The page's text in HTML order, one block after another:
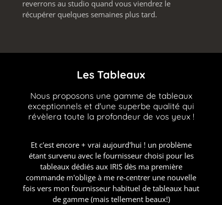
reverrons au studio quand vous viendrez le
récupérer quelques semaines plus tard.
Les Tableaux
Nous proposons une gamme de tableaux
exceptionnels et d'une superbe qualité qui
révèlera toute la profondeur de vos yeux !
Et c'est encore + vrai aujourd'hui ! un problème
étant survenu avec le fournisseur choisi pour les
tableaux dédiés aux IRIS dès ma première
commande m'oblige à me re-centrer une nouvelle
fois vers mon fournisseur habituel de tableaux haut
de gamme (mais tellement beaux!)